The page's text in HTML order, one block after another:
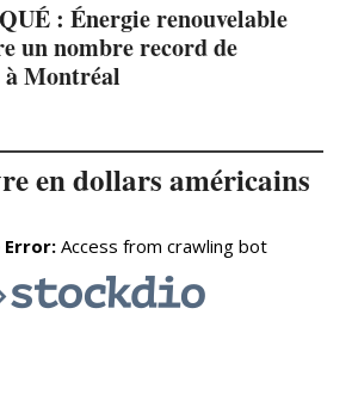
: Énergie renouvelable
un nombre record de
Montréal
en dollars américains